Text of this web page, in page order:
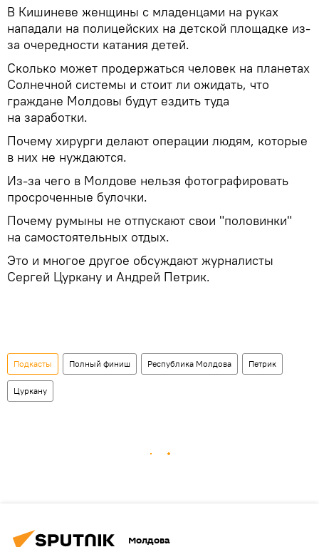
В Кишиневе женщины с младенцами на руках
нападали на полицейских на детской площадке из-
за очередности катания детей.
Сколько может продержаться человек на планетах
Солнечной системы и стоит ли ожидать, что
граждане Молдовы будут ездить туда
на заработки.
Почему хирурги делают операции людям, которые
в них не нуждаются.
Из-за чего в Молдове нельзя фотографировать
просроченные булочки.
Почему румыны не отпускают свои "половинки"
на самостоятельных отдых.
Это и многое другое обсуждают журналисты
Сергей Цуркану и Андрей Петрик.
Подкасты Полный финиш Республика Молдова Петрик
Цуркану
Молдова